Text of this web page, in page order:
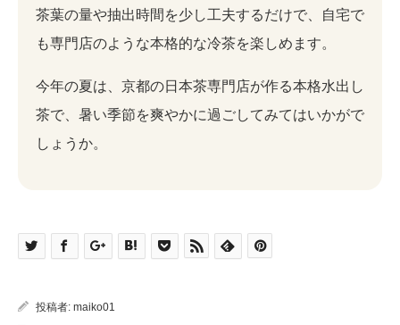
茶葉の量や抽出時間を少し工夫するだけで、自宅で
も専門店のような本格的な冷茶を楽しめます。
今年の夏は、京都の日本茶専門店が作る本格水出し
茶で、暑い季節を爽やかに過ごしてみてはいかがで
しょうか。
投稿者: maiko01